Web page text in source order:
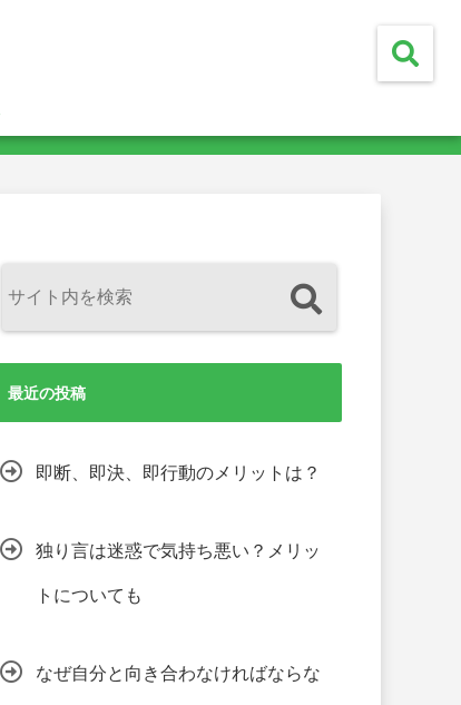
最近の投稿
即断、即決、即行動のメリットは？
独り言は迷惑で気持ち悪い？メリッ
トについても
なぜ自分と向き合わなければならな